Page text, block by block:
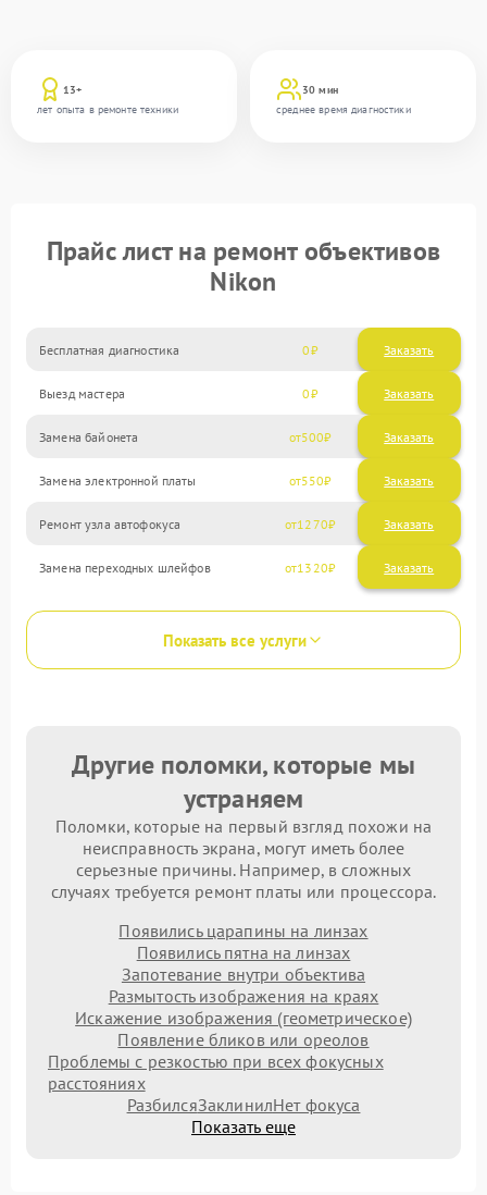
13+
лет опыта в ремонте техники
30 мин
среднее время диагностики
Прайс лист на ремонт объективов
Nikon
Бесплатная диагностика 0 Заказать
Выезд мастера 0 Заказать
Замена байонета 500
Замена электронной платы 550
Ремонт узла автофокуса 1270
Замена переходных шлейфов 1320
Показать все услуги
Другие поломки, которые мы
устраняем
Поломки, которые на первый взгляд похожи на
неисправность экрана, могут иметь более
серьезные причины. Например, в сложных
случаях требуется ремонт платы или процессора.
Появились царапины на линзах
Появились пятна на линзах
Запотевание внутри объектива
Размытость изображения на краях
Искажение изображения (геометрическое)
Появление бликов или ореолов
Проблемы с резкостью при всех фокусных
расстояниях
РазбилсяЗаклинилНет фокуса
Показать еще